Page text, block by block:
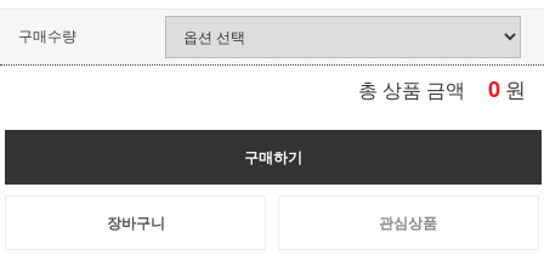
구매수량
총 상품 금액 0 원
구매하기
장바구니 관심상품